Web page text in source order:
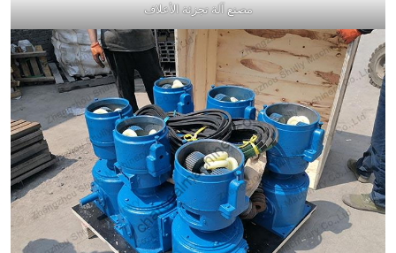
مصنع آلة تجزئة الأعلاف